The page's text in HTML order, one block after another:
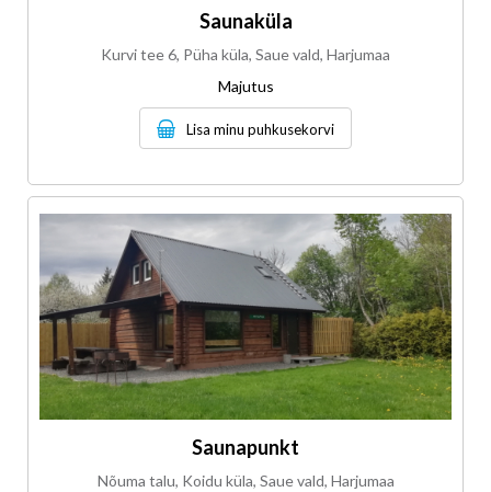
Saunaküla
Kurvi tee 6, Püha küla, Saue vald, Harjumaa
Majutus
Lisa minu puhkusekorvi
Saunapunkt
Nõuma talu, Koidu küla, Saue vald, Harjumaa